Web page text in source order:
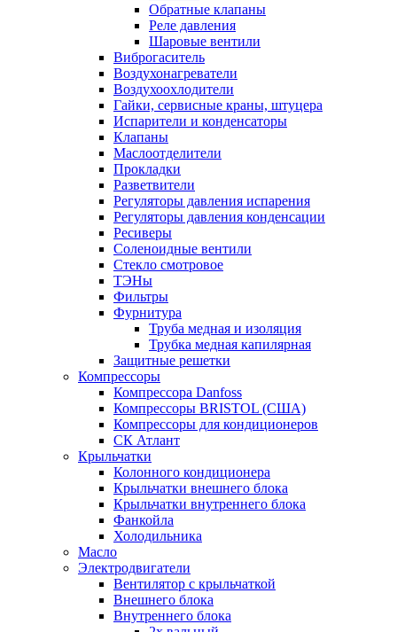
Обратные клапаны
Реле давления
Шаровые вентили
Виброгаситель
Воздухонагреватели
Воздухоохлодители
Гайки, сервисные краны, штуцера
Испарители и конденсаторы
Клапаны
Маслоотделители
Прокладки
Разветвители
Регуляторы давления испарения
Регуляторы давления конденсации
Ресиверы
Соленоидные вентили
Стекло смотровое
ТЭНы
Фильтры
Фурнитура
Труба медная и изоляция
Трубка медная капилярная
Защитные решетки
Компрессоры
Компрессора Danfoss
Компрессоры BRISTOL (США)
Компрессоры для кондиционеров
СК Атлант
Крыльчатки
Колонного кондиционера
Крыльчатки внешнего блока
Крыльчатки внутреннего блока
Фанкойла
Холодильника
Масло
Электродвигатели
Вентилятор с крыльчаткой
Внешнего блока
Внутреннего блока